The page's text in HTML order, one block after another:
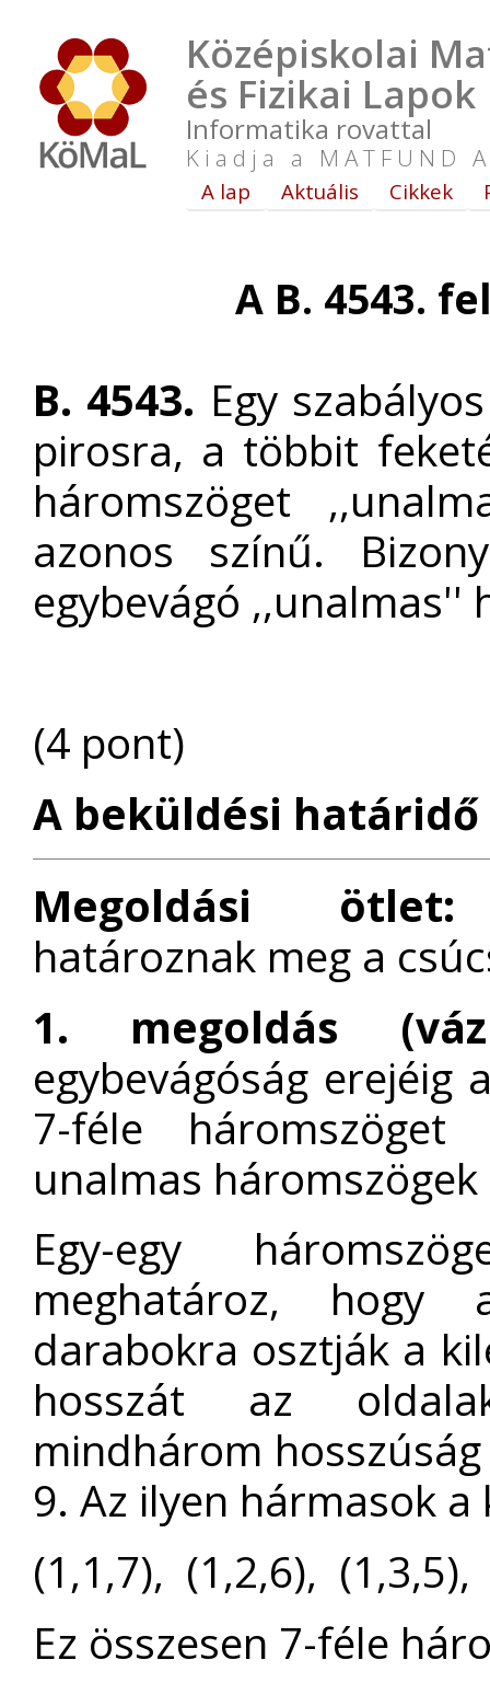
Középiskolai
és Fizikai Lapok
Informatika rovattal
Kiadja a MATFUND
A lap Aktuális Cikkek
A B. 4543.
B. 4543. Egy
pirosra, a többit
háromszöget
azonos színű.
egybevágó ,,unalmas''
(4 pont)
A beküldési határidő
Megoldási ötlet:
határoznak meg a
1. megoldás
egybevágóság erejéig
7-féle
unalmas
Egy-egy
meghatároz, hogy
darabokra osztják a
hosszát az
mindhárom
9. Az ilyen hármasok a
(1,1,7), (1,2,6),
Ez összesen 7-féle